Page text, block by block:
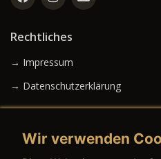
Rechtliches
→ Impressum
→ Datenschutzerklärung
Wir verwenden